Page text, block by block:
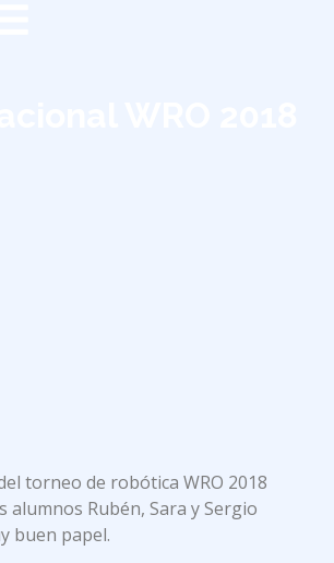
torneo de robótica WRO 2018
alumnos Rubén, Sara y Sergio
buen papel.